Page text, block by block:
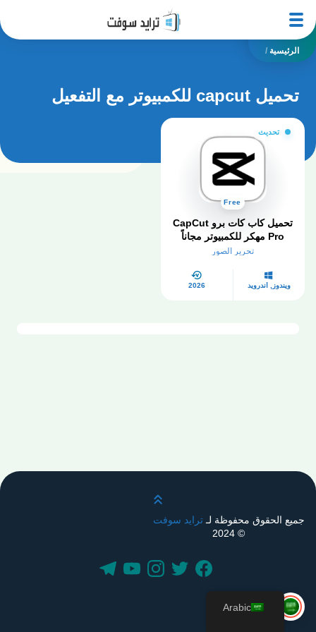
الرئيسية /
تحميل capcut للكمبيوتر مع التفعيل
تحديث
Free
تحميل كاب كات برو CapCut
Pro مهكر للكمبيوتر مجاناً
2026
تحرير الصور
ويندوز, أندرويد 2026
قم بالتمرير لأعلى
جميع الحقوق محفوظة لـترايد سوفت
© 2024
Arabic